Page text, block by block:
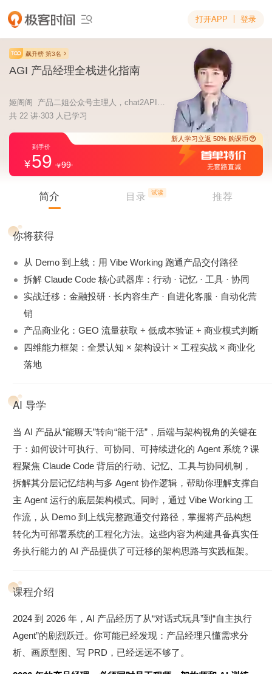
 打开APP 登录
飙升榜 第3名
AGI 产品经理全栈进化指南
姬阁阁 产品二姐公众号主理人，chat2API 创始人
共 22 讲·303 人已学习
59 99
新人学习立返
简介 目录 试读 推荐
你将获得
从 Demo 到上线：用 Vibe Working 跑通产品交付路径
拆解 Claude Code 核心武器库：行动 · 记忆 · 工具 · 协同
实战迁移：金融投研 · 长内容生产 · 自进化客服 · 自动化营
销
产品商业化：GEO 流量获取 + 低成本验证 + 商业模式判断
四维能力框架：全景认知 × 架构设计 × 工程实战 × 商业化
落地
AI 导学
当 AI 产品从“能聊天”转向“能干活”，后端与架构视角的关键在
于：如何设计可执行、可协同、可持续进化的 Agent 系统？课
程聚焦 Claude Code 背后的行动、记忆、工具与协同机制，
拆解其分层记忆结构与多 Agent 协作逻辑，帮助你理解支撑自
主 Agent 运行的底层架构模式。同时，通过 Vibe Working 工
作流，从 Demo 到上线完整跑通交付路径，掌握将产品构想
转化为可部署系统的工程化方法。这些内容为构建具备真实任
务执行能力的 AI 产品提供了可迁移的架构思路与实践框架。
课程介绍
2024 到 2026 年，AI 产品经历了从“对话式玩具”到“自主执行
Agent”的剧烈跃迁。你可能已经发现：产品经理只懂需求分
析、画原型图、写 PRD，已经远远不够了。